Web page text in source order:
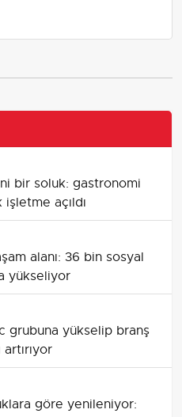
bir soluk: gastronomi
işletme açıldı
alanı: 36 bin sosyal
yükseliyor
grubuna yükselip branş
artırıyor
göre yenileniyor: